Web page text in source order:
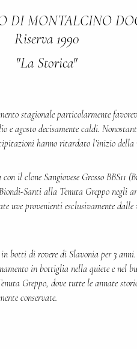
DI MONTALCINO
Riserva 1990
"La Storica"
stagionale particolarmente
e agosto decisamente caldi.
hanno ritardato l’inizio della
il clone Sangiovese Grosso BBS11
Santi alla Tenuta Greppo negli
uve provenienti esclusivamente dalle
botti di rovere di Slavonia per 3
in bottiglia nella quiete e nel
Greppo, dove tutte le annate
conservate.